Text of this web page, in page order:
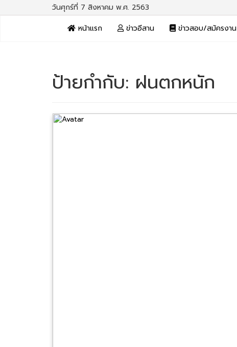
วันศุกร์ที่ 7 สิงหาคม พ.ศ. 2563
หน้าแรก
ข่าวอีสาน ข่าวสอบ/สมัครงาน
ป้ายกำกับ: ฝนตกหนัก